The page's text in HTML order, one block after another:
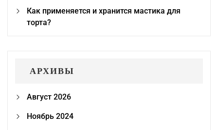
Как применяется и хранится мастика для
торта?
АРХИВЫ
Август 2026
Ноябрь 2024